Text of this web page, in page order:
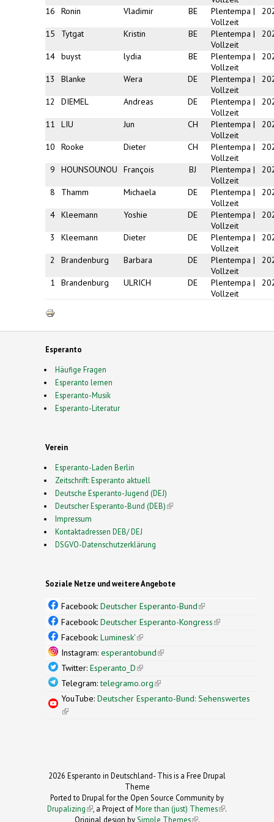
16
Ronin Vladimir BE
Plentempa |
Vollzeit
15 Tytgat Kristin BE
Plentempa |
Vollzeit
14 buyst lydia BE
Plentempa |
Vollzeit
13 Blanke Wera DE
Plentempa |
Vollzeit
12 DIEMEL Andreas DE
Plentempa |
Vollzeit
11 LIU Jun CH
Plentempa |
Vollzeit
10 Rooke Dieter CH
Plentempa |
Vollzeit
9 HOUNSOUNOU François BJ
Plentempa |
Vollzeit
8 Thamm Michaela DE
Plentempa |
Vollzeit
4 Kleemann Yoshie DE
Plentempa |
Vollzeit
3 Kleemann Dieter DE
Plentempa |
Vollzeit
2 Brandenburg Barbara DE
Plentempa |
Vollzeit
1 Brandenburg ULRICH DE
Plentempa |
Vollzeit
Esperanto
Häufige Fragen
Esperanto lernen
Esperanto-Musik
Esperanto-Literatur
Verein
Esperanto-Laden Berlin
Zeitschrift: Esperanto aktuell
Deutsche Esperanto-Jugend (DEJ)
Deutscher Esperanto-Bund (DEB)(link is external)
Impressum
Kontaktadressen DEB/ DEJ
DSGVO-Datenschutzerklärung
Soziale Netze und weitere Angebote
Facebook: Deutscher Esperanto-Bund(link is
external)
Facebook: Deutscher Esperanto-Kongress(link is
Facebook: Luminesk'(link is external)
Instagram: esperantobund(link is external)
Twitter: Esperanto_D(link is external)
Telegram:telegramo.org(link is external)
YouTube: Deutscher Esperanto-Bund: Sehenswertes
(link is external)
2026 Esperanto in Deutschland- This is a Free Drupal
Theme
Ported to Drupal for the Open Source Community by
Drupalizing(link is external)
, a Project ofMore than (just) Themes (link is
.
Original design bySimple Themes
(link is
.